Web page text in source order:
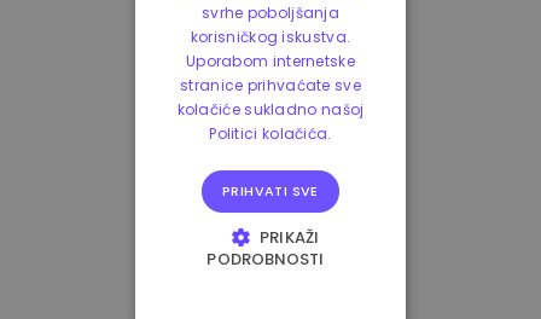
svrhe poboljšanja
korisničkog iskustva.
Uporabom internetske
stranice prihvaćate sve
kolačiće sukladno našoj
Politici kolačića.
PRIHVATI SVE
PRIKAŽI
PODROBNOSTI